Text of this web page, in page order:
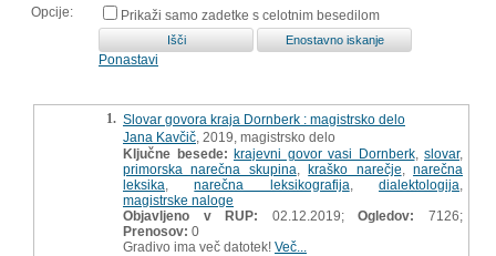
Opcije:
Prikaži samo zadetke s celotnim besedilom
Ponastavi
1. Slovar govora kraja Dornberk : magistrsko delo
Jana Kavčič , 2019, magistrsko delo
Ključne besede: krajevni govor vasi Dornberk, slovar,
primorska narečna skupina ,kraško narečje ,narečna
leksika ,narečna leksikografija ,dialektologija
magistrske naloge
Objavljeno v RUP: 02.12.2019;Ogledov:
7126;
Prenosov: 0
Gradivo ima več datotek! Več...